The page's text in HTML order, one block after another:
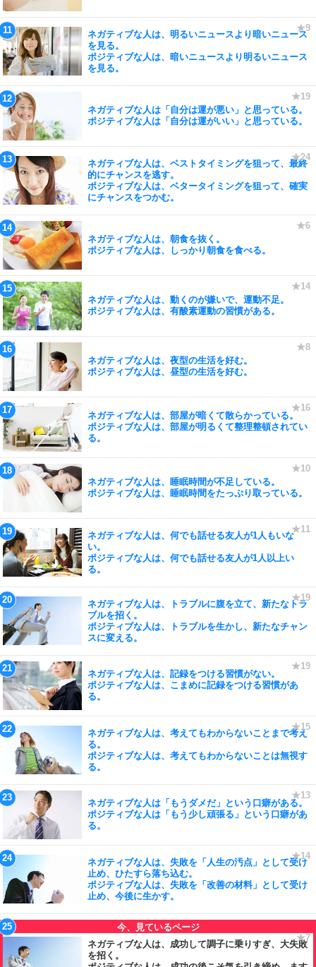
ネガティブな人は、明るいニュースより暗いニュース
を見る。
ポジティブな人は、暗いニュースより明るいニュース
を見る。
ネガティブな人は「自分は運が悪い」と思っている。
ポジティブな人は「自分は運がいい」と思っている。
ネガティブな人は、ベストタイミングを狙って、最終
的にチャンスを逃す。
ポジティブな人は、ベタータイミングを狙って、確実
にチャンスをつかむ。
ネガティブな人は、朝食を抜く。
ポジティブな人は、しっかり朝食を食べる。
ネガティブな人は、動くのが嫌いで、運動不足。
ポジティブな人は、有酸素運動の習慣がある。
ネガティブな人は、夜型の生活を好む。
ポジティブな人は、昼型の生活を好む。
ネガティブな人は、部屋が暗くて散らかっている。
ポジティブな人は、部屋が明るくて整理整頓されてい
る。
ネガティブな人は、睡眠時間が不足している。
ポジティブな人は、睡眠時間をたっぷり取っている。
ネガティブな人は、何でも話せる友人が1人もいな
い。
ポジティブな人は、何でも話せる友人が1人以上い
る。
ネガティブな人は、トラブルに腹を立て、新たなトラ
ブルを招く。
ポジティブな人は、トラブルを生かし、新たなチャン
スに変える。
ネガティブな人は、記録をつける習慣がない。
ポジティブな人は、こまめに記録をつける習慣があ
る。
ネガティブな人は、考えてもわからないことまで考え
る。
ポジティブな人は、考えてもわからないことは無視す
る。
ネガティブな人は「もうダメだ」という口癖がある。
ポジティブな人は「もう少し頑張る」という口癖があ
る。
ネガティブな人は、失敗を「人生の汚点」として受け
止め、ひたすら落ち込む。
ポジティブな人は、失敗を「改善の材料」として受け
止め、今後に生かす。
ネガティブな人は、成功して調子に乗りすぎ、大失敗
を招く。